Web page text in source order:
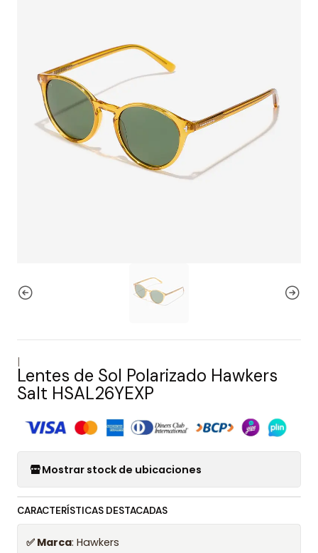
|
Lentes de Sol Polarizado Hawkers
Salt HSAL26YEXP
Mostrar stock de ubicaciones
CARACTERÍSTICAS DESTACADAS
✅ Marca: Hawkers